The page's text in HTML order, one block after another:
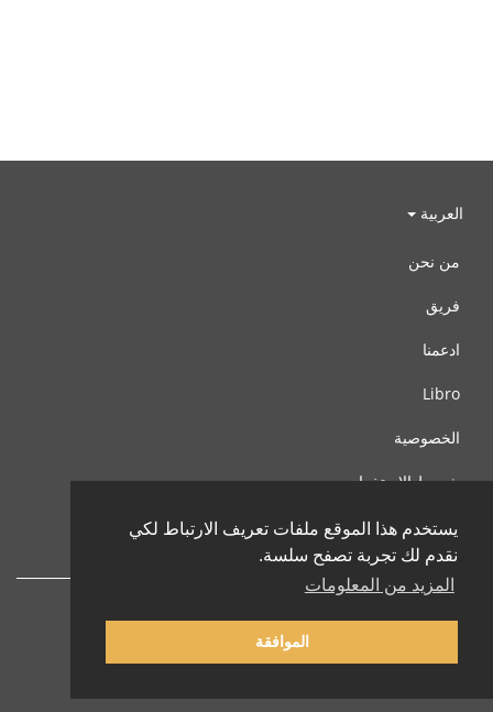
يستخدم هذا الموقع ملفات تعريف الارتباط لكي
نقدم لك تجربة تصفح سلسة.
المزيد من المعلومات
الموافقة
العربية
من نحن
فريق
ادعمنا
Libro
الخصوصية
شروط الإستخدام
اتصل بنا
© 2002-2026 lernu.net |Impressum